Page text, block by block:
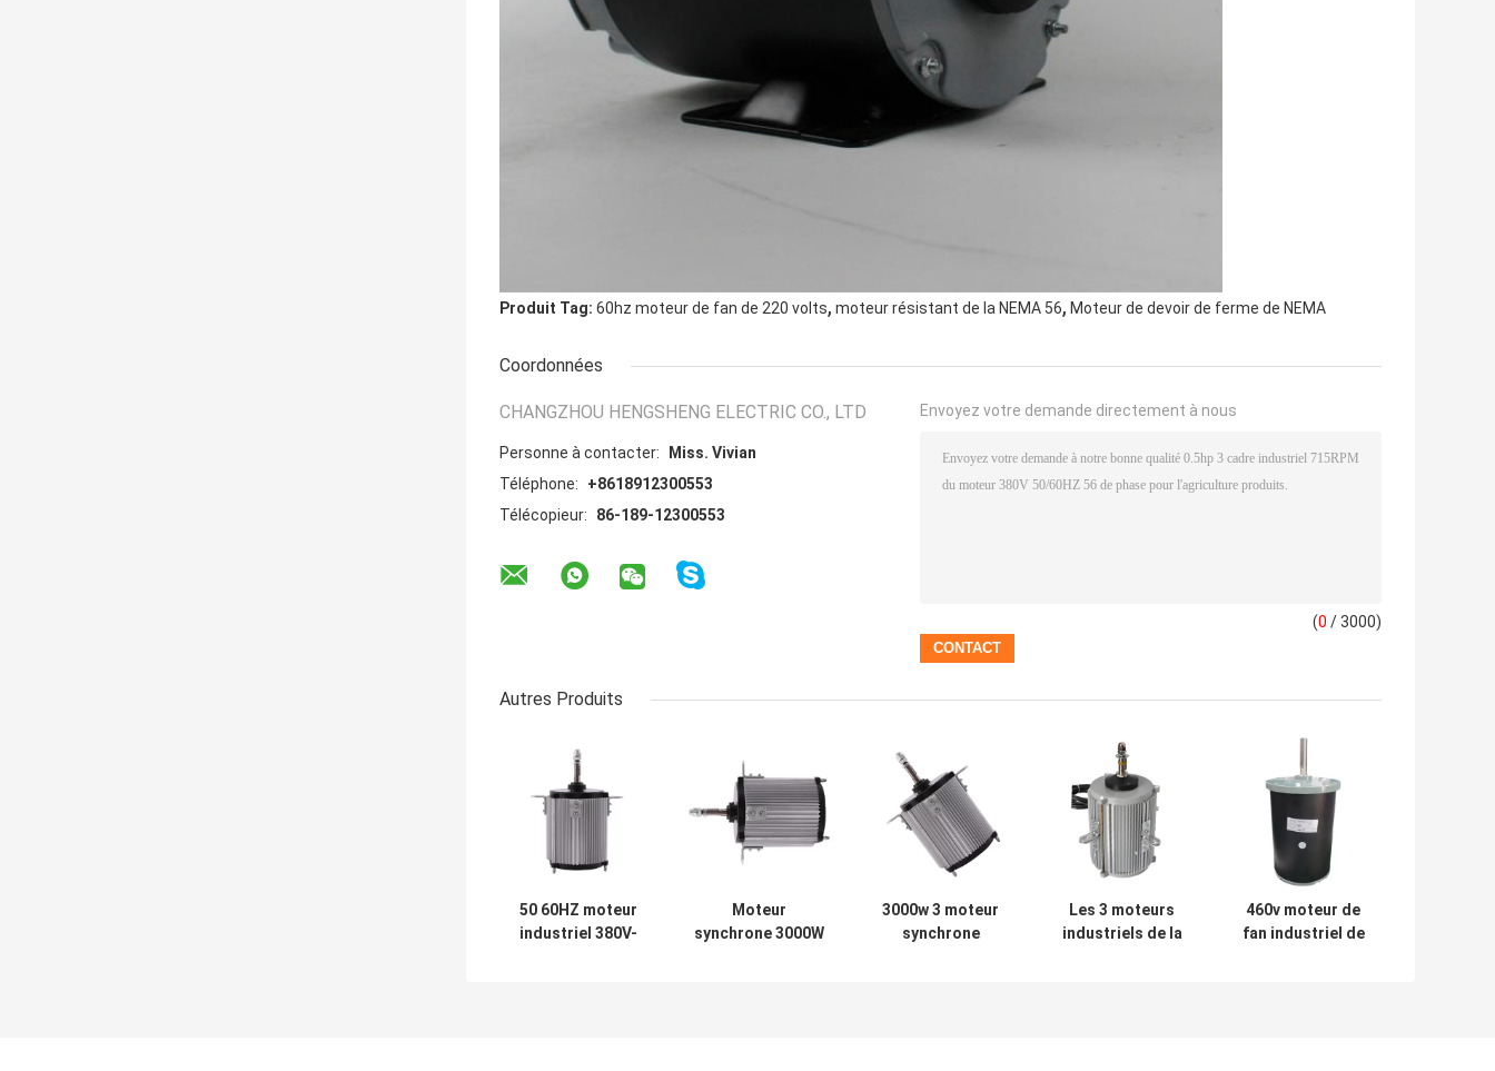
Produit Tag: 60hz moteur de fan de 220 volts, moteur résistant de la NEMA 56, Moteur de devoir de ferme de NEMA
Coordonnées
CHANGZHOU HENGSHENG ELECTRIC CO., LTD
Personne à contacter:
Miss. Vivian
Téléphone:
+8618912300553
Télécopieur:
86-189-12300553
Envoyez votre demande directement à nous
(0 / 3000)
Autres Produits
50 60HZ moteur
industriel 380V-
Moteur
synchrone 3000W
3000w 3 moteur
synchrone
Les 3 moteurs
industriels de la
460v moteur de
fan industriel de